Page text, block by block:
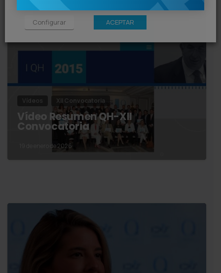
Vídeos XII Convocatoria
Vídeo Resumen QH-XII
Convocatoria
19 de enero de 2026
Configurar ACEPTAR